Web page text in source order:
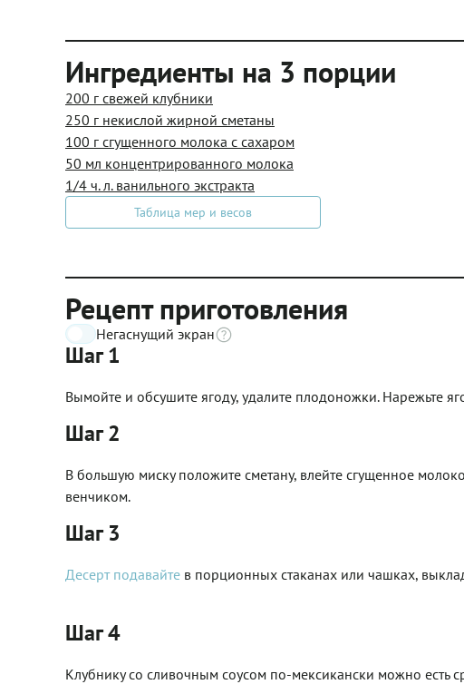
Ингредиенты на 3 порции
200 г свежей клубники
250 г некислой жирной сметаны
100 г сгущенного молока с сахаром
50 мл концентрированного молока
1/4 ч. л. ванильного экстракта
Таблица мер и весов
Рецепт приготовления
Негаснущий экран
Шаг 1
Вымойте и обсушите ягоду, удалите плодоножки. Нарежьте
Шаг 2
В большую миску положите сметану, влейте сгущенное
венчиком.
Шаг 3
Десерт подавайте в порционных стаканах или чашках,
Шаг 4
Клубнику со сливочным соусом по-мексикански можно есть